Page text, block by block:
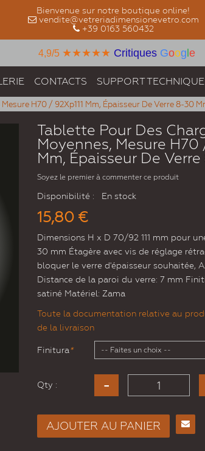
Bienvenue sur notre boutique online!
vendite@vetreriadimensionevetro.com
+39 0163 560432
4,9/5 ★★★★★ Critiques Goog e
CONTACTS SUPPORT TECHNIQUE
H70 / 92Xp111 Mm, Épaisseur De Verre 8-30
Tablette Pour Des
Moyennes, Mesure H70
Mm, Épaisseur De
Soyez le premier à commenter ce produit
Disponibilité : En stock
15,80 €
Dimensions H x D 70/92 111 mm pour
30 mm Étagère avec vis de réglage
bloquer le verre d'épaisseur souhaitée,
Distance de la paroi du verre: 7 mm
satiné Matériel: Zama
Toute la documentation relative au
de la livraison
*
Finitura
Qty :
AJOUTER AU PANIER